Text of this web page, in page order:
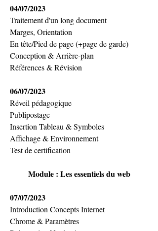
04/07/2023
Traitement d'un long document
Marges, Orientation
En tête/Pied de page (+page de garde)
Conception & Arrière-plan
Références & Révision
06/07/2023
Réveil pédagogique
Publipostage
Insertion Tableau & Symboles
Affichage & Environnement
Test de certification
Module : Les essentiels du web
07/07/2023
Introduction Concepts Internet
Chrome & Paramètres